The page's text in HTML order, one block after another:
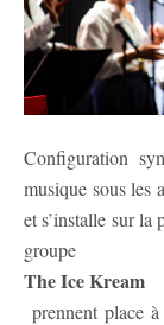
Configuration
musique sous les
et s’installe sur la
groupe
The Ice Kream
prennent place